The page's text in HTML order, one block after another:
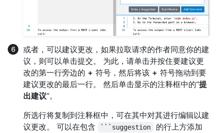
或者，可以建议更改，如果拉取请求的作者同意你的建
议，则可以单击提交。 为此，请单击并按住要建议更
改的第一行旁边的 + 符号，然后将该 + 符号拖动到要
建议更改的最后一行。 然后单击显示的注释框中的“提
出建议”。
所选行将复制到注释框中，可在其中对其进行编辑以建
议更改。 可以在包含
```suggestion
的行上方添加